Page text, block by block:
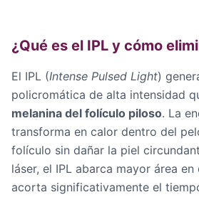
¿Qué es el IPL y cómo
El IPL (Intense Pulsed Light)
policromática de alta intensidad
melanina del folículo piloso. La
transforma en calor dentro del
folículo sin dañar la piel
láser, el IPL abarca mayor área
acorta significativamente el